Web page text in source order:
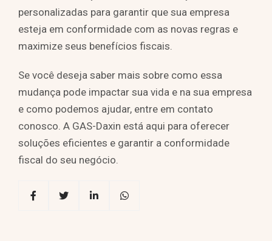
personalizadas para garantir que sua empresa
esteja em conformidade com as novas regras e
maximize seus benefícios fiscais.
Se você deseja saber mais sobre como essa
mudança pode impactar sua vida e na sua empresa
e como podemos ajudar, entre em contato
conosco. A GAS-Daxin está aqui para oferecer
soluções eficientes e garantir a conformidade
fiscal do seu negócio.